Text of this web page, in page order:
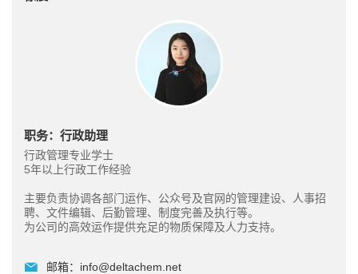
职务：行政助理
行政管理专业学士
5年以上行政工作经验
主要负责协调各部门运作、公众号及官网的管理建设、人事招
聘、文件编辑、后勤管理、制度完善及执行等。
为公司的高效运作提供充足的物质保障及人力支持。
邮箱： info@deltachem.net